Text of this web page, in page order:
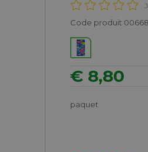
Code produit
€ 8,80
paquet